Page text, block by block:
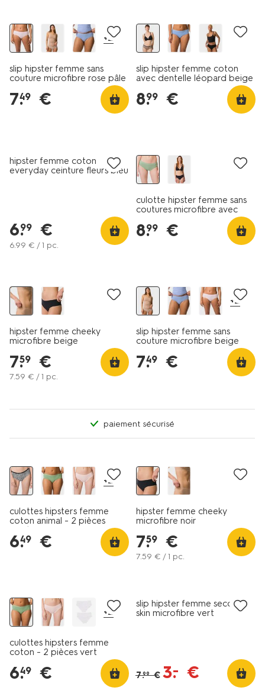
+2
slip hipster femme sans
couture microfibre rose pâle
7.
49 €
slip hipster femme coton
avec dentelle léopard beige
8.
99 €
hipster femme coton
everyday ceinture fleurs bleu
6.
99 €
6.99 € / 1 pc.
culotte hipster femme sans
coutures microfibre avec
8.
99 €
hipster femme cheeky
microfibre beige
7.
59 €
7.59 € / 1 pc.
+2
slip hipster femme sans
couture microfibre beige
7.
49 €
paiement sécurisé
+2
culottes hipsters femme
coton animal - 2 pièces
noir/blanc
6.
49 €
hipster femme cheeky
microfibre noir
7.
59 €
7.59 € / 1 pc.
+2
culottes hipsters femme
coton - 2 pièces vert
6.
49 €
slip hipster femme second
skin microfibre vert
7.99 € 3.
– €